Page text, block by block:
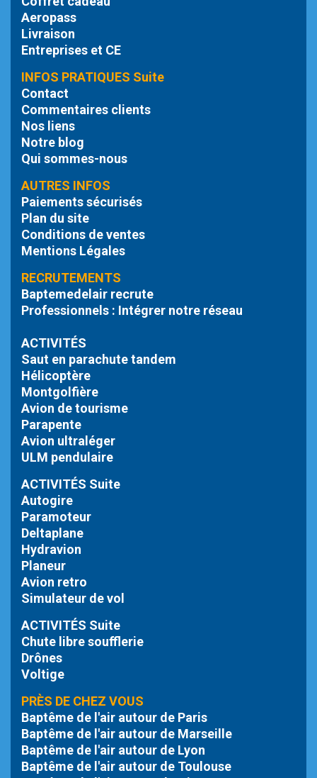
Aeropass
Livraison
Entreprises et CE
INFOS PRATIQUES Suite
Contact
Commentaires clients
Nos liens
Notre blog
Qui sommes-nous
AUTRES INFOS
Paiements sécurisés
Plan du site
Conditions de ventes
Mentions Légales
RECRUTEMENTS
Baptemedelair recrute
Professionnels : Intégrer notre réseau
ACTIVITÉS
Saut en parachute tandem
Hélicoptère
Montgolfière
Avion de tourisme
Parapente
Avion ultraléger
ULM pendulaire
ACTIVITÉS Suite
Autogire
Paramoteur
Deltaplane
Hydravion
Planeur
Avion retro
Simulateur de vol
ACTIVITÉS Suite
Chute libresoufflerie
Drônes
Voltige
PRÈS DE CHEZ VOUS
Baptême de l'air autour de Paris
Baptême de l'air autour de Marseille
Baptême de l'air autour de Lyon
Baptême de l'air autour de Toulouse